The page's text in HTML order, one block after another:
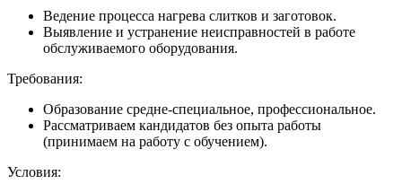
Ведение процесса нагрева слитков и заготовок.
Выявление и устранение неисправностей в работе
обслуживаемого оборудования.
Требования:
Образование средне-специальное, профессиональное.
Рассматриваем кандидатов без опыта работы
(принимаем на работу с обучением).
Условия: